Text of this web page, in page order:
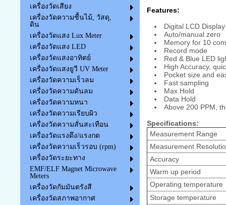
เครื่องวัดเสียง
เครื่องวัดความชื้นไม้, วัสดุ,
ดิน
เครื่องวัดแสง Lux Meter
เครื่องวัดแสง LED
เครื่องวัดแสงอาทิตย์
เครื่องวัดแสงยูวี UV Meter
เครื่องวัดความเร็วลม
เครื่องวัดความดันลม
เครื่องวัดความหนา
เครื่องวัดความเรียบผิว
เครื่องวัดความสั่นสะเทือน
เครื่องวัดแรงดึง/แรงกด
เครื่องวัดความเร็วรอบ (rpm)
เครื่องวัดระยะทาง
EMF/ELF Magnet Microwave
Meters
เครื่องวัดกัมมันตรังสี
เครื่องวัดสภาพอากาศ
Features:
Digital LCD Display
Auto/manual zero
Memory for 10
Record mode
Red & Blue LED
High Accuracy,
Pocket size and
Fast sampling
Max Hold
Data Hold
Above 200 PPM,
Specifications:
Measurement Range
Measurement
Accuracy
Warm up period
Operating temperature
Storage temperature